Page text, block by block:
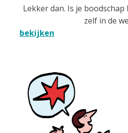
Lekker dan. Is je
zelf in de
bekijken